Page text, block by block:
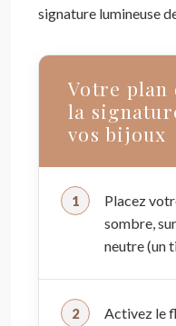
signature lumineuse
Votre plan
la
vos bijoux
Placez
sombre,
neutre (un
Activez le